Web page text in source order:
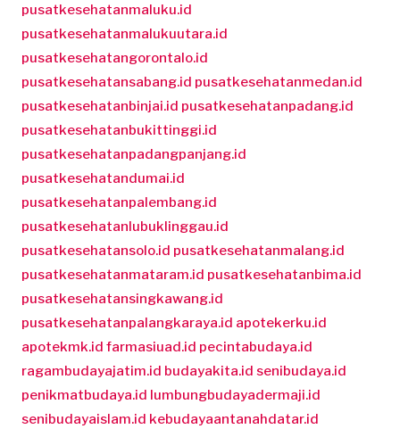
pusatkesehatanmaluku.id
pusatkesehatanmalukuutara.id
pusatkesehatangorontalo.id
pusatkesehatansabang.id pusatkesehatanmedan.id
pusatkesehatanbinjai.id pusatkesehatanpadang.id
pusatkesehatanbukittinggi.id
pusatkesehatanpadangpanjang.id
pusatkesehatandumai.id
pusatkesehatanpalembang.id
pusatkesehatanlubuklinggau.id
pusatkesehatansolo.id pusatkesehatanmalang.id
pusatkesehatanmataram.id pusatkesehatanbima.id
pusatkesehatansingkawang.id
pusatkesehatanpalangkaraya.id apotekerku.id
apotekmk.id farmasiuad.id pecintabudaya.id
ragambudayajatim.id budayakita.id senibudaya.id
penikmatbudaya.id
lumbungbudayadermaji.id
senibudayaislam.id kebudayaantanahdatar.id